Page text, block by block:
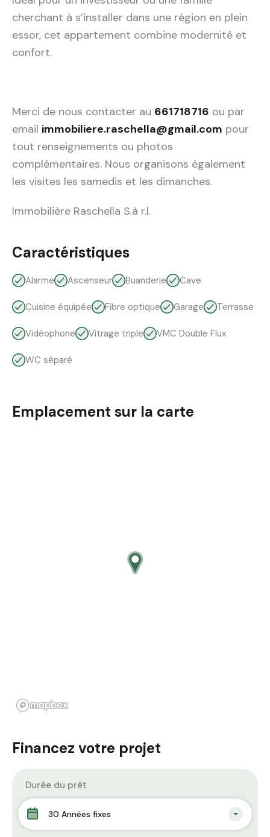
cherchant à s’installer dans une région en plein
essor, cet appartement combine modernité et
confort.
Merci de nous contacter au 661718716 ou par
email immobiliere.raschella@gmail.com pour
tout renseignements ou photos
complémentaires. Nous organisons également
les visites les samedis et les dimanches.
Immobilière Raschella S.à r.l.
Caractéristiques
Alarme Ascenseur Buanderie Cave
Cuisine équipée Fibre optique Garage Terrasse
Vidéophone Vitrage triple VMC Double Flux
WC séparé
Emplacement sur la carte
Financez votre projet
Durée du prêt
30 Années fixes